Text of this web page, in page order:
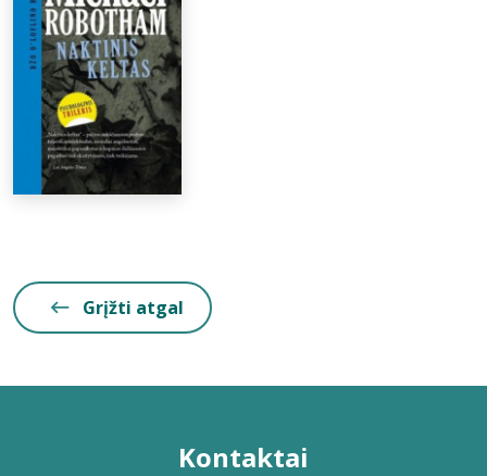
Grįžti atgal
Kontaktai